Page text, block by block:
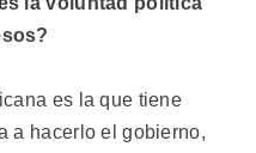
es la que tiene
a hacerlo el gobierno,